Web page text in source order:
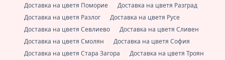
Доставка на цветя Поморие
Доставка на цветя Разград
Доставка на цветя Разлог
Доставка на цветя Русе
Доставка на цветя Севлиево
Доставка на цветя Сливен
Доставка на цветя Смолян
Доставка на цветя София
Доставка на цветя Стара Загора
Доставка на цветя Троян